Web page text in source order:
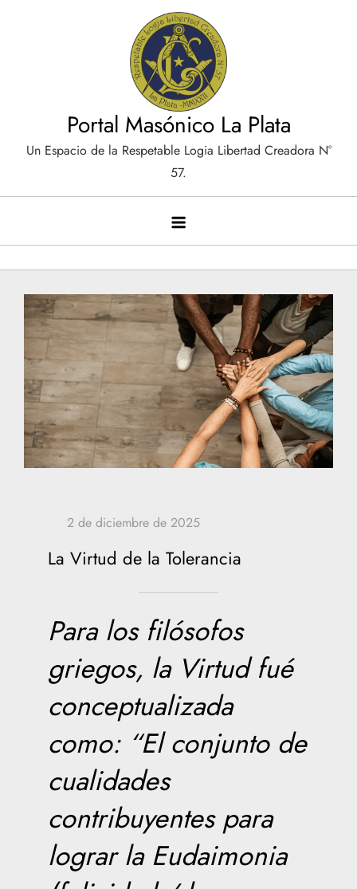
Portal Masónico La Plata
Un Espacio de la Respetable Logia Libertad Creadora N°
57.
La Virtud de la Tolerancia
Para los filósofos
griegos, la Virtud fué
conceptualizada
como: “El conjunto de
cualidades
contribuyentes para
lograr la Eudaimonia